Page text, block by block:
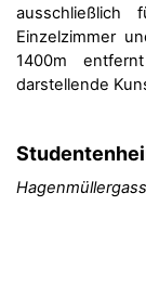
ausschließlich
Einzelzimmer
1400m
darstellende